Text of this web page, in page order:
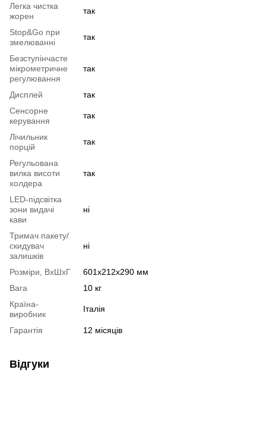
Легка чистка
жорен
так
Stop&Go при
змелюванні
так
Безступінчасте
мікрометричне
регулювання
так
Дисплей
так
Сенсорне
керування
так
Лічильник
порцій
так
Регульована
вилка висоти
холдера
так
LED-підсвітка
зони видачі
кави
ні
Тримач пакету/
скидувач
залишків
ні
Розміри, ВхШхГ
601x212x290 мм
Вага
10 кг
Країна-
виробник
Італія
Гарантія 12 місяців
Відгуки